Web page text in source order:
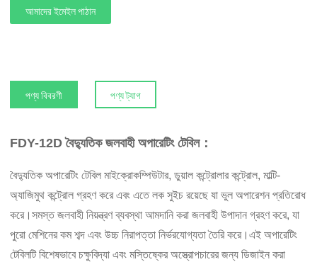
আমাদের ইমেইল পাঠান
পণ্য বিবরণী পণ্য ট্যাগ
FDY-12D বৈদ্যুতিক জলবাহী অপারেটিং টেবিল：
বৈদ্যুতিক অপারেটিং টেবিল মাইক্রোকম্পিউটার, ডুয়াল কন্ট্রোলার কন্ট্রোল, মাল্টি-
অ্যাজিমুথ কন্ট্রোল গ্রহণ করে এবং এতে লক সুইচ রয়েছে যা ভুল অপারেশন প্রতিরোধ
করে।সমস্ত জলবাহী নিয়ন্ত্রণ ব্যবস্থা আমদানি করা জলবাহী উপাদান গ্রহণ করে, যা
পুরো মেশিনের কম শব্দ এবং উচ্চ নিরাপত্তা নির্ভরযোগ্যতা তৈরি করে।এই অপারেটিং
টেবিলটি বিশেষভাবে চক্ষুবিদ্যা এবং মস্তিষ্কের অস্ত্রোপচারের জন্য ডিজাইন করা